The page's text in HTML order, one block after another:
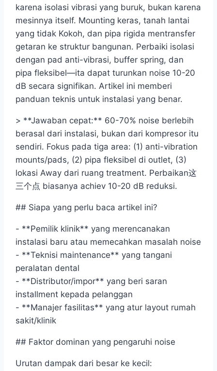
karena isolasi vibrasi yang buruk, bukan karena
mesinnya itself. Mounting keras, tanah lantai
yang tidak Kokoh, dan pipa rigida mentransfer
getaran ke struktur bangunan. Perbaiki isolasi
dengan pad anti-vibrasi, buffer spring, dan
pipa fleksibel—ita dapat turunkan noise 10-20
dB secara signifikan. Artikel ini memberi
panduan teknis untuk instalasi yang benar.
> **Jawaban cepat:** 60-70% noise berlebih
berasal dari instalasi, bukan dari kompresor itu
sendiri. Fokus pada tiga area: (1) anti-vibration
mounts/pads, (2) pipa fleksibel di outlet, (3)
lokasi Away dari ruang treatment. Perbaikan这
三个点 biasanya achiev 10-20 dB reduksi.
## Siapa yang perlu baca artikel ini?
- **Pemilik klinik** yang merencanakan
instalasi baru atau memecahkan masalah noise
- **Teknisi maintenance** yang tangani
peralatan dental
- **Distributor/impor** yang beri saran
installment kepada pelanggan
- **Manajer fasilitas** yang atur layout rumah
sakit/klinik
## Faktor dominan yang pengaruhi noise
Urutan dampak dari besar ke kecil: